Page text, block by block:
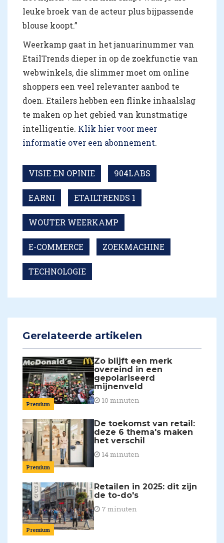
leuke broek van de acteur plus bijpassende
blouse koopt.”
Weerkamp gaat in het januarinummer van
EtailTrends dieper in op de zoekfunctie van
webwinkels, die slimmer moet om online
shoppers een veel relevanter aanbod te
doen. Etailers hebben een flinke inhaalslag
te maken op het gebied van kunstmatige
intelligentie. Klik hier voor meer
informatie over een abonnement.
VISIE EN OPINIE 904LABS
EARNI ETAILTRENDS 1
WOUTER WEERKAMP
E-COMMERCE ZOEKMACHINE
TECHNOLOGIE
Gerelateerde artikelen
Premium
Zo blijft een merk
overeind in een
gepolariseerd
mijnenveld
10 minuten
Premium
De toekomst van retail:
deze 6 thema's maken
het verschil
14 minuten
Premium
Retailen in 2025: dit zijn
de to-do's
7 minuten